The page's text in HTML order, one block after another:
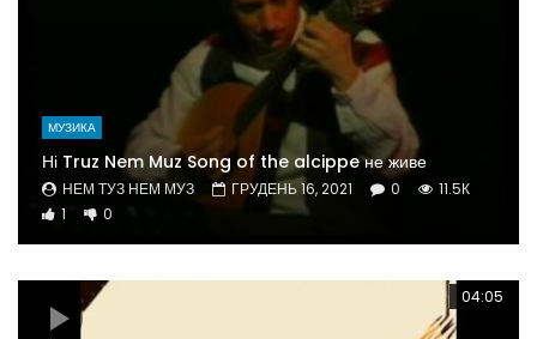
МУЗИКА
Ні Truz Nem Muz Song of the alcippe не живе
НЕМ ТУЗ НЕМ МУЗ ГРУДЕНЬ 16, 2021 0
11.5К
1
0
04:05